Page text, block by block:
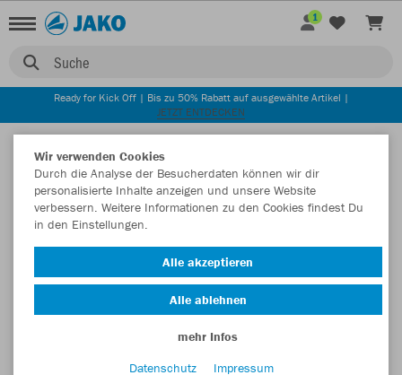
Suche
1
Ready for Kick Off | Bis zu 50% Rabatt auf ausgewählte Artikel |
JETZT ENTDECKEN
Wir verwenden Cookies
Durch die Analyse der Besucherdaten können wir dir
personalisierte Inhalte anzeigen und unsere Website
verbessern. Weitere Informationen zu den Cookies findest Du
in den Einstellungen.
Alle akzeptieren
Alle ablehnen
mehr Infos
Datenschutz
Impressum